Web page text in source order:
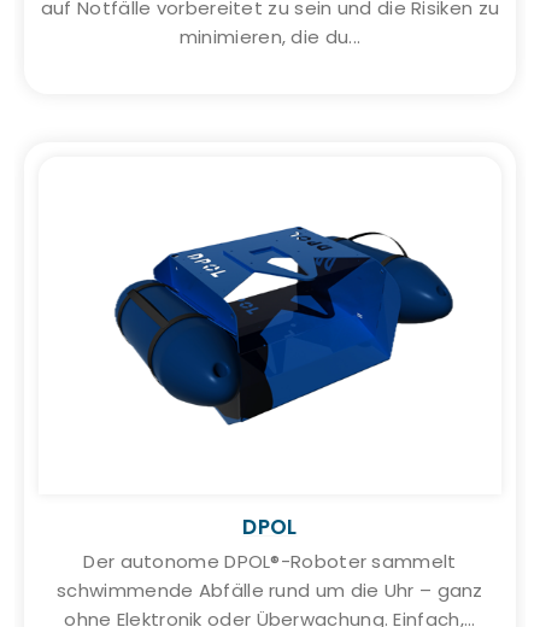
auf Notfälle vorbereitet zu sein und die Risiken zu
minimieren, die du...
DPOL
Der autonome DPOL®-Roboter sammelt
schwimmende Abfälle rund um die Uhr – ganz
ohne Elektronik oder Überwachung. Einfach,...